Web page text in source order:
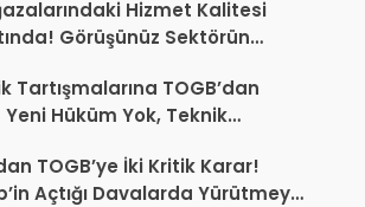
Hizmet Kalitesi
Görüşünüz Sektörün
Tartışmalarına TOGB’dan
Hüküm Yok, Teknik
TOGB’ye İki Kritik Karar!
Açtığı Davalarda Yürütmeyi